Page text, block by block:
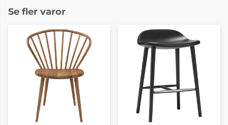
Se fler varor